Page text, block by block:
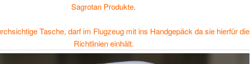
Sagrotan Produkte.
Tasche, darf im Flugzeug mit ins Handgepäck da sie hierfür die
Richtlinien einhält.